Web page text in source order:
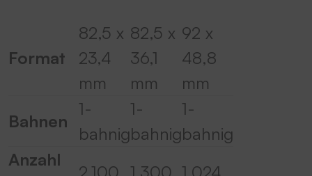
Format
82,5 x
23,4
mm
82,5 x
36,1
mm
92 x
48,8
mm
Bahnen
1-
bahnig
1-
bahnig
1-
bahnig
Anzahl
2.100 1.300 1.024